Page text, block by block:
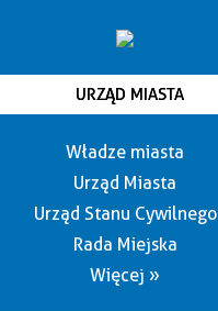
URZĄD MIASTA
Władze miasta
Urząd Miasta
Urząd Stanu Cywilnego
Rada Miejska
Więcej »